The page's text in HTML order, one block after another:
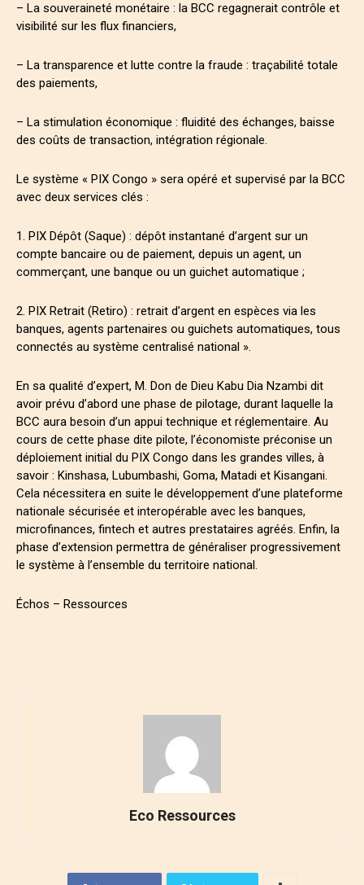
– La souveraineté monétaire : la BCC regagnerait contrôle et
visibilité sur les flux financiers,
– La transparence et lutte contre la fraude : traçabilité totale
des paiements,
– La stimulation économique : fluidité des échanges, baisse
des coûts de transaction, intégration régionale.
Le système « PIX Congo » sera opéré et supervisé par la BCC
avec deux services clés :
1. PIX Dépôt (Saque) : dépôt instantané d’argent sur un
compte bancaire ou de paiement, depuis un agent, un
commerçant, une banque ou un guichet automatique ;
2. PIX Retrait (Retiro) : retrait d’argent en espèces via les
banques, agents partenaires ou guichets automatiques, tous
connectés au système centralisé national ».
En sa qualité d’expert, M. Don de Dieu Kabu Dia Nzambi dit
avoir prévu d’abord une phase de pilotage, durant laquelle la
BCC aura besoin d’un appui technique et réglementaire. Au
cours de cette phase dite pilote, l’économiste préconise un
déploiement initial du PIX Congo dans les grandes villes, à
savoir : Kinshasa, Lubumbashi, Goma, Matadi et Kisangani.
Cela nécessitera en suite le développement d’une plateforme
nationale sécurisée et interopérable avec les banques,
microfinances, fintech et autres prestataires agréés. Enfin, la
phase d’extension permettra de généraliser progressivement
le système à l’ensemble du territoire national.
Échos – Ressources
Eco Ressources